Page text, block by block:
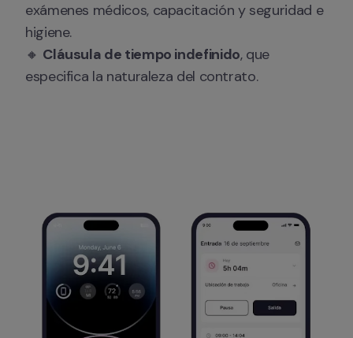
exámenes médicos, capacitación y seguridad e
higiene.
🔸 Cláusula de tiempo indefinido, que
especifica la naturaleza del contrato.